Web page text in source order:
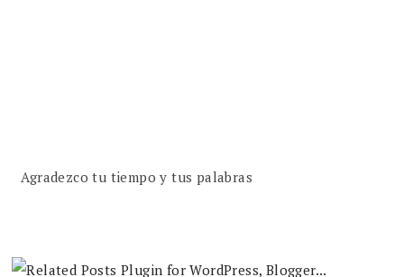
Agradezco tu tiempo y tus palabras